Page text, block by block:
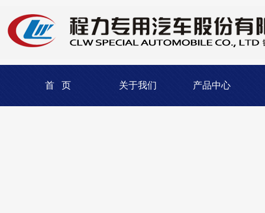
首 页 关于我们 产品中心